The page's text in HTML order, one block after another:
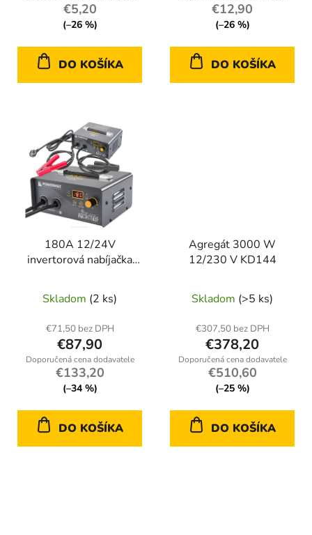
€5,20
(–26 %)
DO KOŠÍKA
€12,90
(–26 %)
DO KOŠÍKA
180A 12/24V
invertorová nabíjačka
so spustením
Skladom (2 ks)
€71,50 bez DPH
€87,90
€133,20
(–34 %)
DO KOŠÍKA
Agregát 3000 W
12/230 V KD144
Skladom (>5 ks)
€307,50 bez DPH
€378,20
€510,60
(–25 %)
DO KOŠÍKA